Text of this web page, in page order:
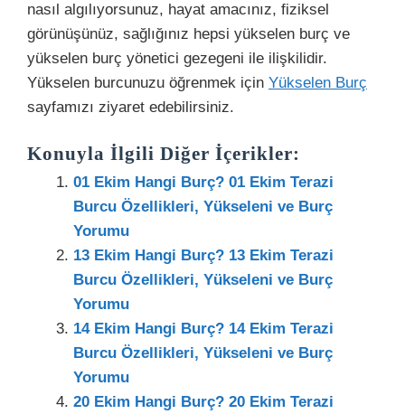
nasıl algılıyorsunuz, hayat amacınız, fiziksel
görünüşünüz, sağlığınız hepsi yükselen burç ve
yükselen burç yönetici gezegeni ile ilişkilidir.
Yükselen burcunuzu öğrenmek için Yükselen Burç
sayfamızı ziyaret edebilirsiniz.
Konuyla İlgili Diğer İçerikler:
01 Ekim Hangi Burç? 01 Ekim Terazi
Burcu Özellikleri, Yükseleni ve Burç
Yorumu
13 Ekim Hangi Burç? 13 Ekim Terazi
Burcu Özellikleri, Yükseleni ve Burç
Yorumu
14 Ekim Hangi Burç? 14 Ekim Terazi
Burcu Özellikleri, Yükseleni ve Burç
Yorumu
20 Ekim Hangi Burç? 20 Ekim Terazi